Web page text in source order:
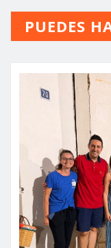
PUEDES